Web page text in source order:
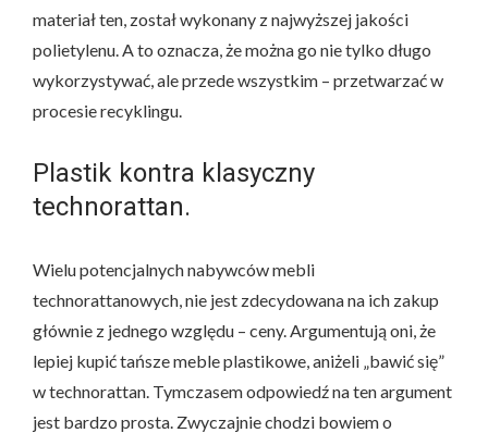
materiał ten, został wykonany z najwyższej jakości
polietylenu. A to oznacza, że można go nie tylko długo
wykorzystywać, ale przede wszystkim – przetwarzać w
procesie recyklingu.
Plastik kontra klasyczny
technorattan.
Wielu potencjalnych nabywców mebli
technorattanowych, nie jest zdecydowana na ich zakup
głównie z jednego względu – ceny. Argumentują oni, że
lepiej kupić tańsze meble plastikowe, aniżeli „bawić się”
w technorattan. Tymczasem odpowiedź na ten argument
jest bardzo prosta. Zwyczajnie chodzi bowiem o